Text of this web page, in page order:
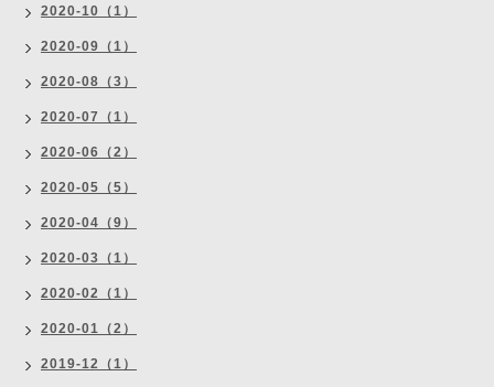
2020-10（1）
2020-09（1）
2020-08（3）
2020-07（1）
2020-06（2）
2020-05（5）
2020-04（9）
2020-03（1）
2020-02（1）
2020-01（2）
2019-12（1）